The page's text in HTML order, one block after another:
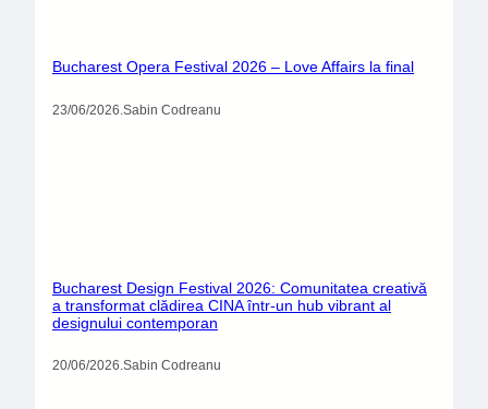
Bucharest Opera Festival 2026 – Love Affairs la final
23/06/2026 Sabin Codreanu
Bucharest Design Festival 2026: Comunitatea creativă
a transformat clădirea CINA într-un hub vibrant al
designului contemporan
20/06/2026.Sabin Codreanu